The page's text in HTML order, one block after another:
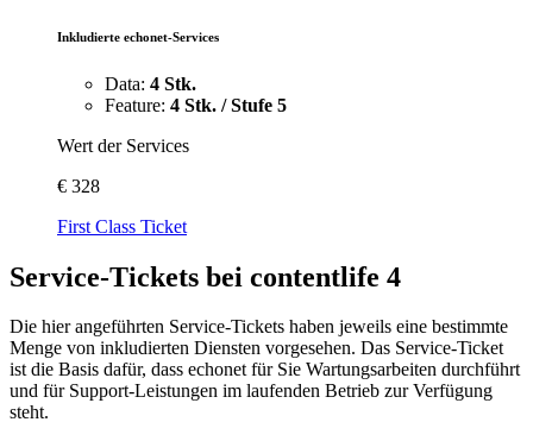
Inkludierte echonet-Services
Data: 4 Stk.
Feature: 4 Stk. / Stufe 5
Wert der Services
€ 328
First Class Ticket
Service-Tickets bei contentlife 4
Die hier angeführten Service-Tickets haben jeweils eine bestimmte
Menge von inkludierten Diensten vorgesehen. Das Service-Ticket
ist die Basis dafür, dass echonet für Sie Wartungsarbeiten durchführt
und für Support-Leistungen im laufenden Betrieb zur Verfügung
steht.